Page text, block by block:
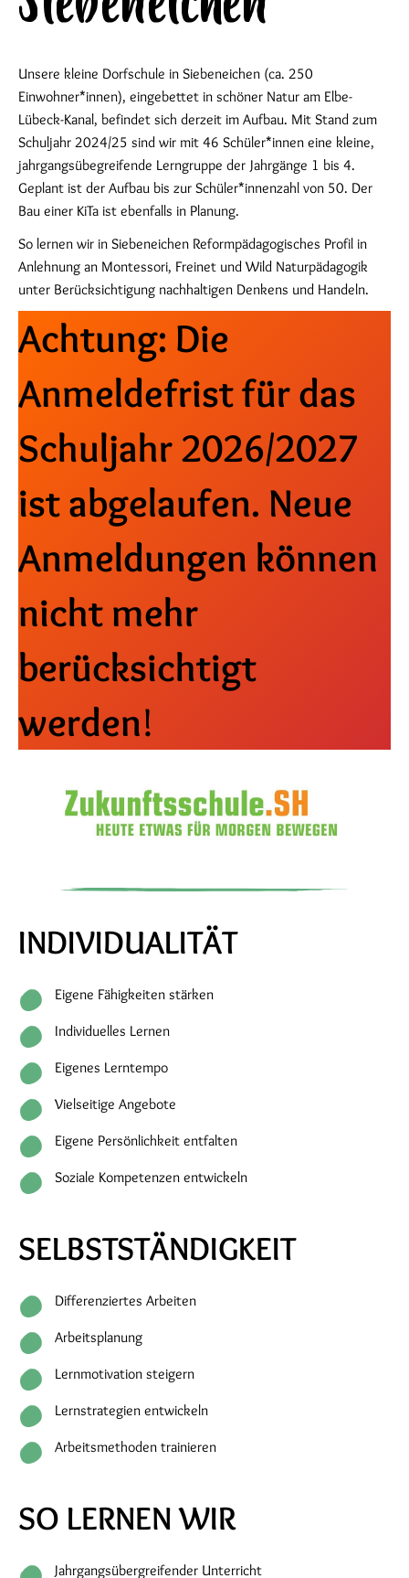
Unsere kleine Dorfschule in Siebeneichen (ca. 250
Einwohner*innen), eingebettet in schöner Natur am Elbe-
Lübeck-Kanal, befindet sich derzeit im Aufbau. Mit Stand zum
Schuljahr 2024/25 sind wir mit 46 Schüler*innen eine kleine,
jahrgangsübegreifende Lerngruppe der Jahrgänge 1 bis 4.
Geplant ist der Aufbau bis zur Schüler*innenzahl von 50. Der
Bau einer KiTa ist ebenfalls in Planung.
So lernen wir in Siebeneichen Reformpädagogisches Profil in
Anlehnung an Montessori, Freinet und Wild Naturpädagogik
unter Berücksichtigung nachhaltigen Denkens und Handeln.
Achtung: Die
Anmeldefrist für das
Schuljahr 2026/2027
ist abgelaufen. Neue
Anmeldungen können
nicht mehr
berücksichtigt
werden!
INDIVIDUALITÄT
Eigene Fähigkeiten stärken
Individuelles Lernen
Eigenes Lerntempo
Vielseitige Angebote
Eigene Persönlichkeit entfalten
Soziale Kompetenzen entwickeln
SELBSTSTÄNDIGKEIT
Differenziertes Arbeiten
Arbeitsplanung
Lernmotivation steigern
Lernstrategien entwickeln
Arbeitsmethoden trainieren
SO LERNEN WIR
Jahrgangsübergreifender Unterricht